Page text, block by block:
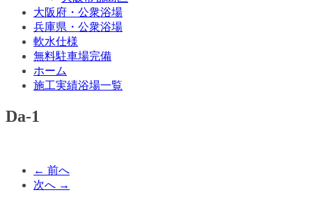
大阪府・公衆浴場
兵庫県・公衆浴場
軟水仕様
無料駐車場完備
ホーム
施工実績浴場一覧
Da-1
← 前へ
次へ →